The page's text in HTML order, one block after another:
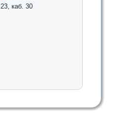
каб. 30